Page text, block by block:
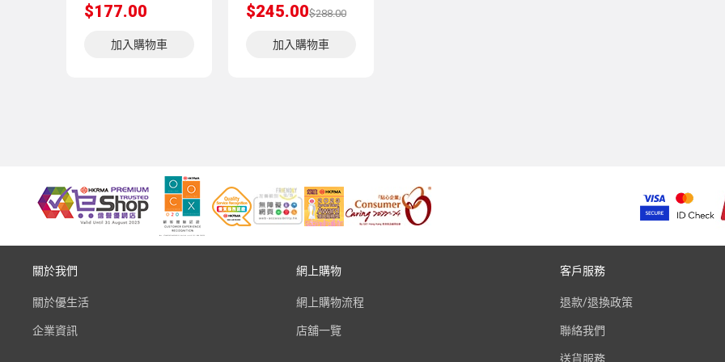
$177.00
加入購物車
$245.00$288.00
加入購物車
關於我們
關於優生活
企業資訊
網上購物
網上購物流程
店舖一覽
客戶服務
退款/退換政策
聯絡我們
送貨服務